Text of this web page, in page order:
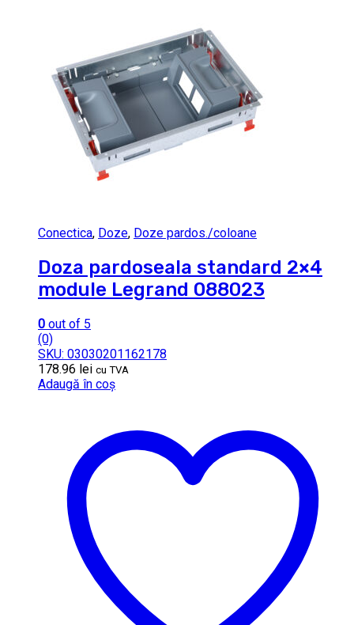
Conectica, Doze, Doze pardos./coloane
Doza pardoseala standard 2×4
module Legrand 088023
0 out of 5
(0)
SKU: 03030201162178
178.96 lei cu TVA
Adaugă în coș